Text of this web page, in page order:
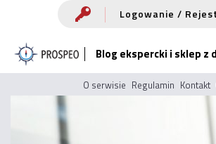
treści
Logowanie /
Blog ekspercki i sklep z
O serwisie Regulamin Kontakt